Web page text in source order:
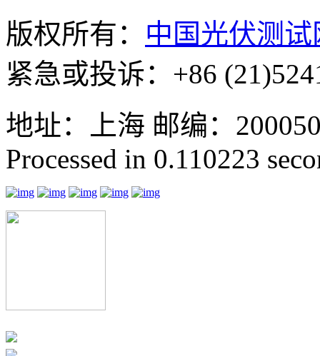
版权所有： 中国光伏测试
紧急或投诉：+86
地址：上海 邮编：
Processed in 0.110223